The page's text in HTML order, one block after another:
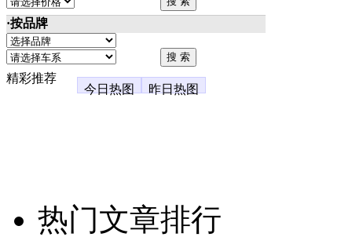
·按品牌
精彩推荐
今日热图
昨日热图
热门文章排行